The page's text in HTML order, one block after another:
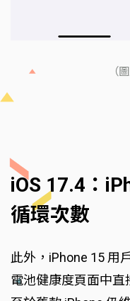
（
iOS 17.4：
循環次數
此外，iPhone 15 用
電池健康度頁面中直